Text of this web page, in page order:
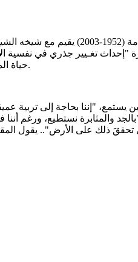
في عام 1984، كان الدكتور
تغـيير جذري في نفسية
حياة المبادرة والإيجابية والتضحية"، مستحضرا غزوة مؤتة واستقبال أطفال المدينة المنورة ونسائها للمجاهدين ووصمهم إياهم بالفرار.
يستمع، "إننا بحاجة إلى
والمثابرة نستطيع، ورغم